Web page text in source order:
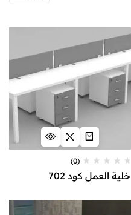
(0)
خلية العمل كود 702